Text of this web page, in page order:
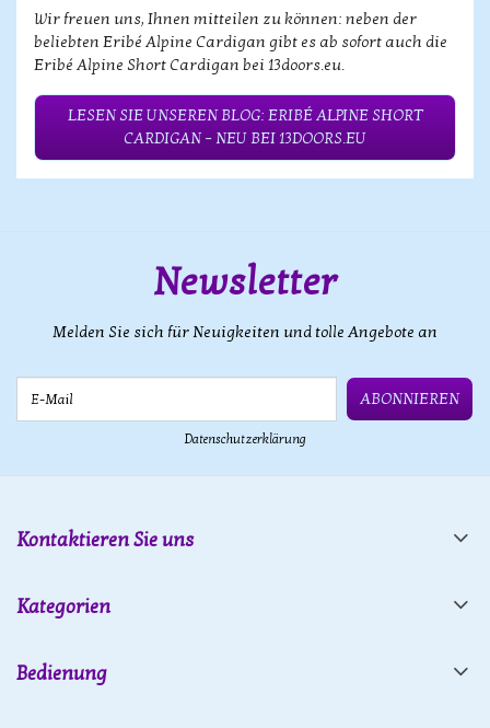
Wir freuen uns, Ihnen mitteilen zu können: neben der
beliebten Eribé Alpine Cardigan gibt es ab sofort auch die
Eribé Alpine Short Cardigan bei 13doors.eu.
LESEN SIE UNSEREN BLOG: ERIBÉ ALPINE SHORT
CARDIGAN – NEU BEI 13DOORS.EU
Newsletter
Melden Sie sich für Neuigkeiten und tolle Angebote an
ABONNIEREN
Datenschutzerklärung
Kontaktieren Sie uns
Kategorien
Bedienung